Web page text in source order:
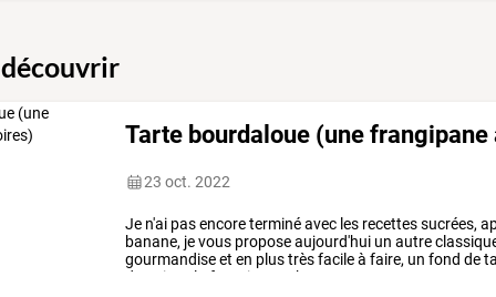
Tarte bourdaloue (une frangipane
23 oct. 2022
Je n'ai pasencoreterminéavec les recettessucrées,
banane, jevous proposeaujourd'hui un autre
gourmandiseet en plustrèsfacileà faire, un fond de
de
poires, la frangipane c’est